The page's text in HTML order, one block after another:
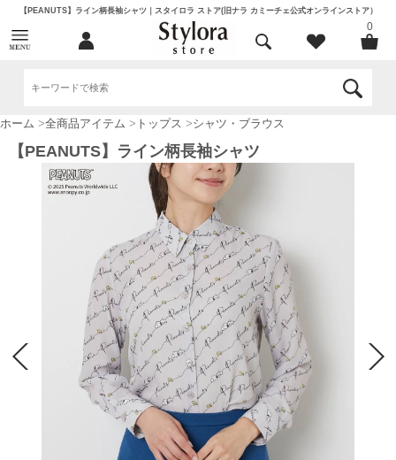
【PEANUTS】ライン柄長袖シャツ｜スタイロラ ストア(旧ナラ カミーチェ公式オンラインストア）
0
ホーム >全商品アイテム > トップス >シャツ・ブラウス
【PEANUTS】ライン柄長袖シャツ